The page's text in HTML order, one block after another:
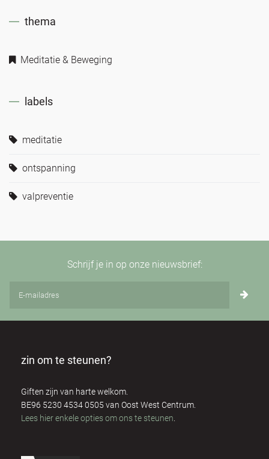
thema
Meditatie & Beweging
labels
meditatie
ontspanning
valpreventie
Schrijf je in op onze nieuwsbrief:
zin om te steunen?
Giften zijn van harte welkom.
BE96 5230 4534 0505 van Oost West Centrum.
Lees hier enkele opties om ons te steunen